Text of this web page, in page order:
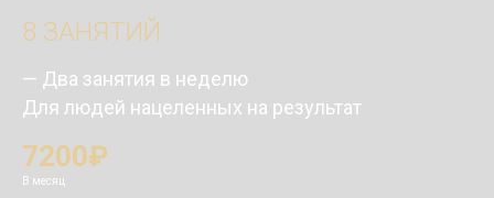
8 ЗАНЯТИЙ
— Два занятия в неделю
Для людей нацеленных на результат
7200₽
В месяц